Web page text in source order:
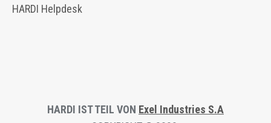
HARDI Helpdesk
HARDI IST TEIL VON Exel Industries S.A